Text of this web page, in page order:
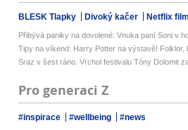
BLESK Tlapky Divoký kačer Netflix
Přibývá paniky na dovolené: Vnuka paní Soni v
Tipy na víkend: Harry Potter na výstavě! Folklor,
Sraz v šest ráno. Vrchol festivalu Tóny Dolomit
Pro generaci Z
#inspirace #wellbeing #news